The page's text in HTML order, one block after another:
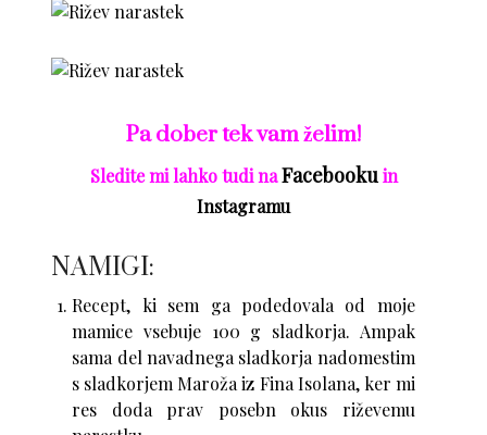
Pa dober tek vam želim!
Sledite mi lahko tudi naFacebookuin
Instagramu
NAMIGI:
Recept, ki sem ga podedovala od moje
mamice vsebuje 100 g sladkorja. Ampak
sama del navadnega sladkorja nadomestim
s sladkorjem Maroža iz Fina Isolana, ker mi
res doda prav posebn okus riževemu